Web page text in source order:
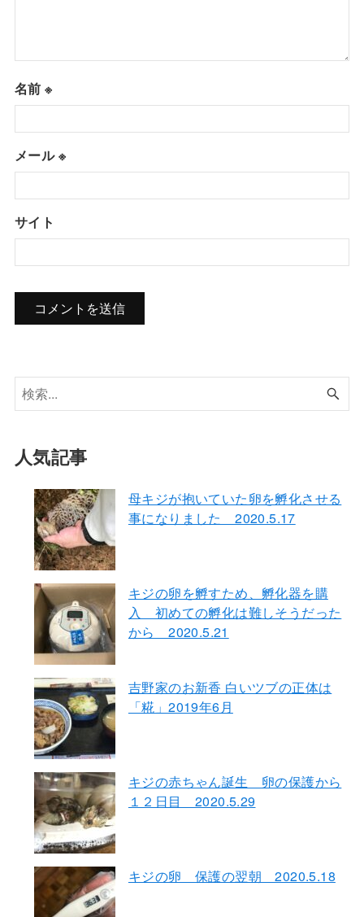
名前※
メール※
サイト
人気記事
母キジが抱いていた卵を孵化させる
事になりました 2020.5.17
キジの卵を孵すため、孵化器を購
入 初めての孵化は難しそうだった
から 2020.5.21
吉野家のお新香 白いツブの正体は
「糀」2019年6月
キジの赤ちゃん誕生 卵の保護から
１２日目 2020.5.29
キジの卵 保護の翌朝 2020.5.18